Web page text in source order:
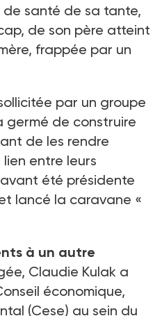
santé de sa tante,
de son père atteint
frappée par un
par un groupe
germé de construire
de les rendre
entre leurs
été présidente
lancé la caravane «
à un autre
Claudie Kulak a
économique,
(Cese) au sein du